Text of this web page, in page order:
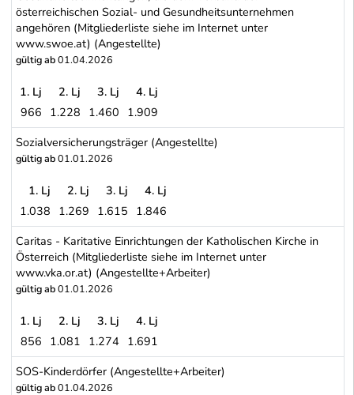
österreichischen Sozial- und Gesundheitsunternehmen
angehören (Mitgliederliste siehe im Internet unter
www.swoe.at) (Angestellte)
gültig ab01.04.2026
Sozialwirtschaft Österreich (SWÖ) - Sozial- und
1. Lj 2. Lj 3. Lj
4. Lj
966 1.228 1.460 1.909
Sozialversicherungsträger (Angestellte)
gültig ab01.01.2026
Sozialversicherungsträger (Angestellte)
1. Lj 2. Lj 3. Lj
4. Lj
1.038 1.269 1.615 1.846
Caritas - Karitative Einrichtungen der Katholischen Kirche in
Österreich (Mitgliederliste siehe im Internet unter
www.vka.or.at) (Angestellte+Arbeiter)
gültig ab01.01.2026
Caritas - Karitative Einrichtungen der Katholischen Kirche in
1. Lj 2. Lj 3. Lj
4. Lj
856 1.081 1.274 1.691
SOS-Kinderdörfer (Angestellte+Arbeiter)
gültig ab01.04.2026